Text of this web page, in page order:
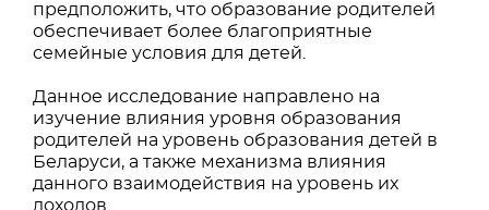
предположить, что образование родителей
обеспечивает более благоприятные
семейные условия для детей.
Данное исследование направлено на
изучение влияния уровня образования
родителей на уровень образования детей в
Беларуси, а также механизма влияния
данного взаимодействия на уровень их
доходов.